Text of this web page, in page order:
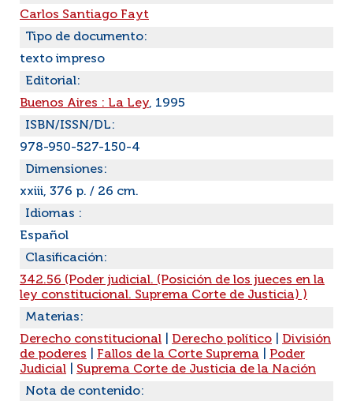
Carlos Santiago Fayt
Tipo de documento:
texto impreso
Editorial:
Buenos Aires : La Ley, 1995
ISBN/ISSN/DL:
978-950-527-150-4
Dimensiones:
xxiii, 376 p. / 26 cm.
Idiomas :
Español
Clasificación:
342.56 (Poder judicial. (Posición de los jueces en la
ley constitucional. Suprema Corte de Justicia) )
Materias:
Derecho constitucional
Derecho político
División
de poderes
Fallos de la Corte Suprema
Poder
Judicial
Suprema Corte de Justicia de la Nación
Nota de contenido: